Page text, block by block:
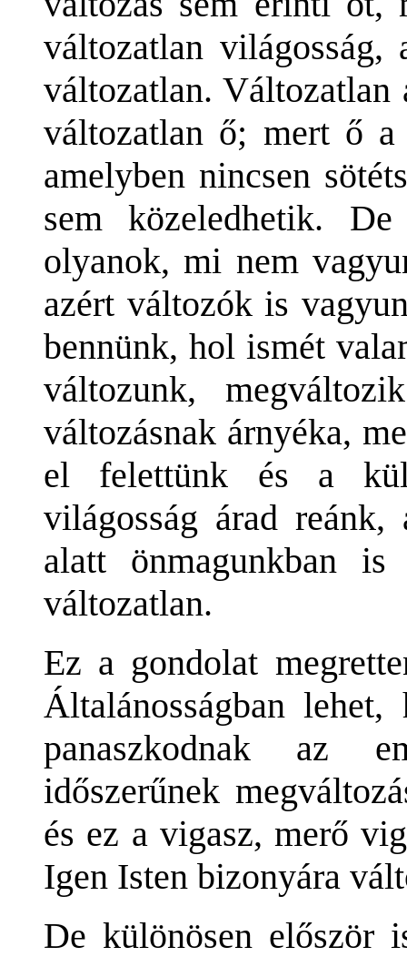
változatlan
változatlan. Változatlan
változatlan ő; mert ő a
amelyben nincsen
sem közeledhetik.
olyanok, mi nem
azért változók is
bennünk, hol ismét
változunk,
változásnak árnyéka,
el felettünk és a
világosság árad
alatt önmagunkban
változatlan.
Ez a gondolat
Általánosságban
panaszkodnak az
időszerűnek
és ez a vigasz, merő
Igen Isten bizonyára
De különösen először